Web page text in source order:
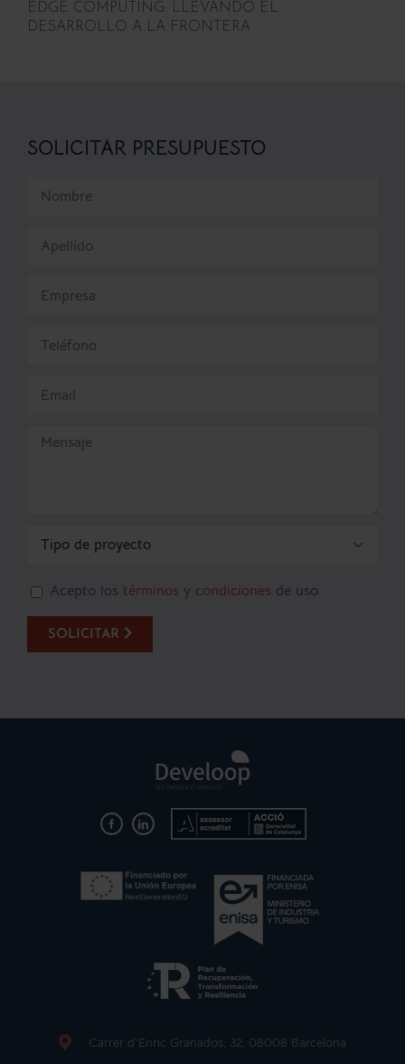
EDGE COMPUTING: LLEVANDO EL
DESARROLLO A LA FRONTERA
SOLICITAR PRESUPUESTO

Acepto los términos y condiciones de uso.
SOLICITAR
Carrer d'Enric Granados, 32, 08008 Barcelona